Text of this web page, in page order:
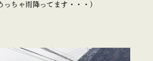
っちゃ雨降ってます・・・）